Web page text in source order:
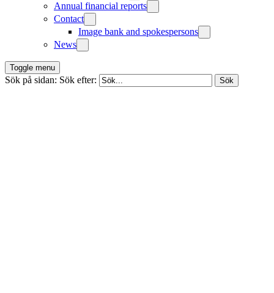
Annual financial reports
Contact
Image bank and spokespersons
News
Toggle menu
Sök på sidan: Sök efter: